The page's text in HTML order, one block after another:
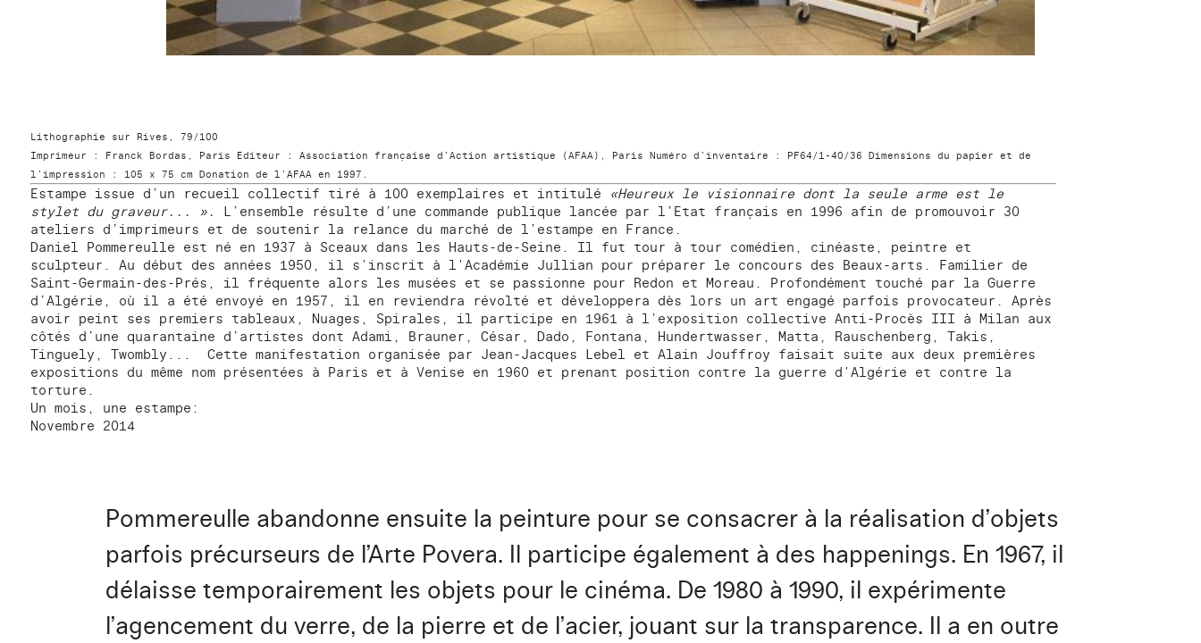
Lithographie sur Rives, 79/100
Imprimeur : Franck Bordas, Paris Editeur : Association française d’Action artistique (AFAA), Paris Numéro d’inventaire : PF64/1-40/36 Dimensions du papier et de
l’impression : 105 x 75 cm Donation de l’AFAA en 1997.
Estampe issue d’un recueil collectif tiré à 100 exemplaires et intitulé
«Heureux le visionnaire dont la seule arme est le
stylet du graveur... ». L’ensemble résulte d’une commande publique lancée par l’Etat français en 1996 afin de promouvoir 30
ateliers d’imprimeurs et de soutenir la relance du marché de l’estampe en France.
Daniel Pommereulle est né en 1937 à Sceaux dans les Hauts-de-Seine. Il fut tour à tour comédien, cinéaste, peintre et
sculpteur. Au début des années 1950, il s'inscrit à l'Académie Jullian pour préparer le concours des Beaux-arts. Familier de
Saint-Germain-des-Prés, il fréquente alors les musées et se passionne pour Redon et Moreau. Profondément touché par la Guerre
d’Algérie, où il a été envoyé en 1957, il en reviendra révolté et développera dès lors un art engagé parfois provocateur. Après
avoir peint ses premiers tableaux, Nuages, Spirales, il participe en 1961 à l’exposition collective Anti-Procès III à Milan aux
côtés d’une quarantaine d’artistes dont Adami, Brauner, César, Dado, Fontana, Hundertwasser, Matta, Rauschenberg, Takis,
Tinguely, Twombly... Cette manifestation organisée par Jean-Jacques Lebel et Alain Jouffroy faisait suite aux deux premières
expositions du même nom présentées à Paris et à Venise en 1960 et prenant position contre la guerre d'Algérie et contre la
torture.
Un mois, une estampe:
Novembre 2014
Pommereulle abandonne ensuite la peinture pour se consacrer à la réalisation d’objets
parfois précurseurs de l’Arte Povera. Il participe également à des happenings. En 1967, il
délaisse temporairement les objets pour le cinéma. De 1980 à 1990, il expérimente
l’agencement du verre, de la pierre et de l’acier, jouant sur la transparence. Il a en outre